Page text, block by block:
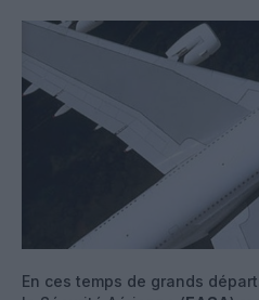
En ces temps de grands